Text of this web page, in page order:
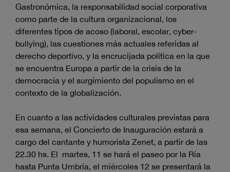
Gastronómica, la responsabilidad social corporativa
como parte de la cultura organizacional, los
diferentes tipos de acoso (laboral, escolar, cyber-
bullying), las cuestiones más actuales referidas al
derecho deportivo, y la encrucijada política en la que
se encuentra Europa a partir de la crisis de la
democracia y el surgimiento del populismo en el
contexto de la globalización.
En cuanto a las actividades culturales previstas para
esa semana, el Concierto de Inauguración estará a
cargo del cantante y humorista Zenet, a partir de las
22.30 hs. El martes, 11 se hará el paseo por la Ría
hasta Punta Umbría, el miércoles 12 se presentará la